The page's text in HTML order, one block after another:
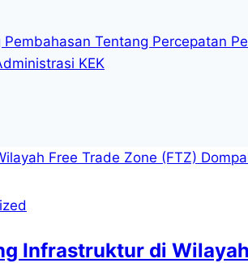
Tentang Percepatan
KEK
Infrastruktur di